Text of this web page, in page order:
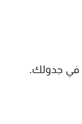
في جدولك.